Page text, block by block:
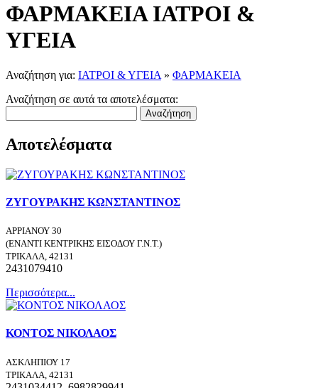
ΦΑΡΜΑΚΕΙΑ ΙΑΤΡΟΙ &
ΥΓΕΙΑ
Αναζήτηση για: ΙΑΤΡΟΙ & ΥΓΕΙΑ » ΦΑΡΜΑΚΕΙΑ
Αναζήτηση σε αυτά τα αποτελέσματα:
Αναζήτηση
Αποτελέσματα
ΖΥΓΟΥΡΑΚΗΣ ΚΩΝΣΤΑΝΤΙΝΟΣ
ΑΡΡΙΑΝΟΥ 30
(ΕΝΑΝΤΙ ΚΕΝΤΡΙΚΗΣ ΕΙΣΟΔΟΥ Γ.Ν.Τ.)
ΤΡΙΚΑΛΑ, 42131
2431079410
Περισσότερα...
ΚΟΝΤΟΣ ΝΙΚΟΛΑΟΣ
ΑΣΚΛΗΠΙΟΥ 17
ΤΡΙΚΑΛΑ, 42131